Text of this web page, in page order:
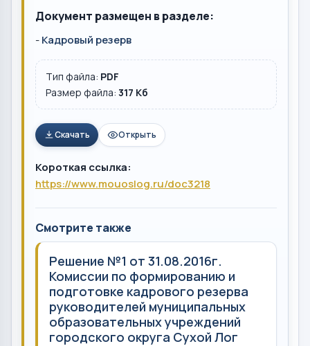
Документ размещен в разделе:
-Кадровый резерв
Тип файла: PDF
Размер файла: 317 Кб
Скачать Открыть
Короткая ссылка:
https://www.mouoslog.ru/doc3218
Смотрите также
Решение №1 от 31.08.2016г.
Комиссии по формированию и
подготовке кадрового резерва
руководителей муниципальных
образовательных учреждений
городского округа Сухой Лог